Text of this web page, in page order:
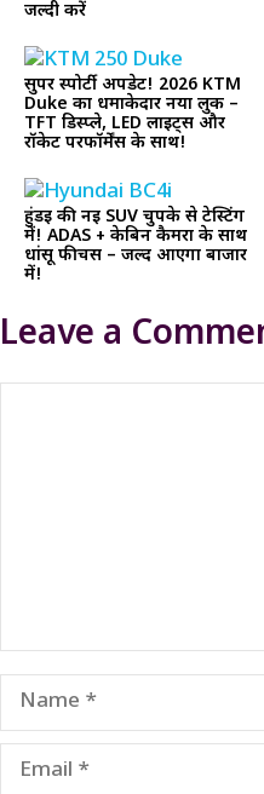
जल्दी करें
सुपर स्पोर्टी अपडेट! 2026 KTM
Duke का धमाकेदार नया लुक –
TFT डिस्प्ले, LED लाइट्स और
रॉकेट परफॉर्मेंस के साथ!
हुंडई की नई SUV चुपके से टेस्टिंग
में! ADAS + केबिन कैमरा के साथ
धांसू फीचर्स – जल्द आएगा बाजार
में!
Leave a
Name
Email